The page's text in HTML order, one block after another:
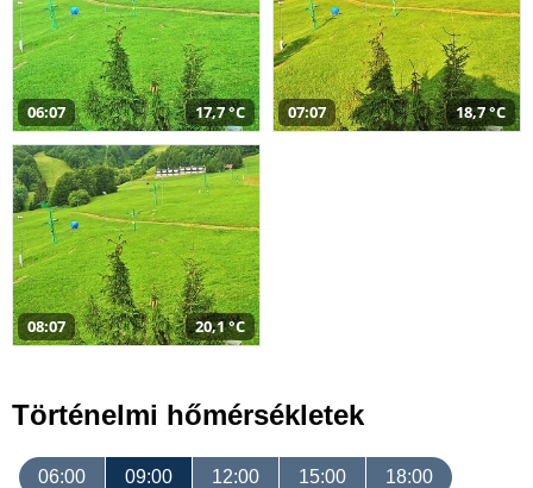
06:07 17,7 °C 07:07 18,7 °C
08:07 20,1 °C
Történelmi hőmérsékletek
06:00 09:00 12:00 15:00 18:00